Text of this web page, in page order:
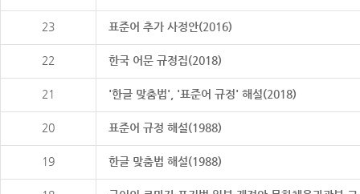
23 표준어 추가 사정안(2016)
22 한국 어문 규정집(2018)
21 '한글 맞춤법', '표준어 규정' 해설(2018)
20 표준어 규정 해설(1988)
19 한글 맞춤법 해설(1988)